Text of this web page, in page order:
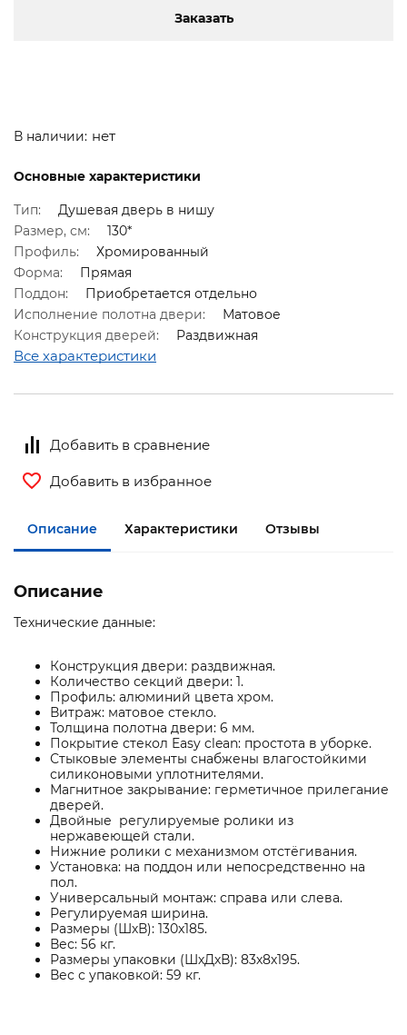
Заказать
В наличии: нет
Основные характеристики
Тип:
Душевая дверь в нишу
Размер, см:
130*
Профиль:
Хромированный
Форма:
Прямая
Поддон:
Приобретается отдельно
Исполнение полотна двери:
Матовое
Конструкция дверей:
Раздвижная
Все характеристики
Добавить в сравнение
Добавить в избранное
Описание Характеристики Отзывы
Описание
Технические данные:
Конструкция двери: раздвижная.
Количество секций двери: 1.
Профиль: алюминий цвета хром.
Витраж: матовое стекло.
Толщина полотна двери: 6 мм.
Покрытие стекол Easy clean: простота в уборке.
Стыковые элементы снабжены влагостойкими
силиконовыми уплотнителями.
Магнитное закрывание: герметичное прилегание
дверей.
Двойные регулируемые ролики из
нержавеющей стали.
Нижние ролики с механизмом отстёгивания.
Установка: на поддон или непосредственно на
пол.
Универсальный монтаж: справа или слева.
Регулируемая ширина.
Размеры (ШхВ): 130x185.
Вес: 56 кг.
Размеры упаковки (ШхДхВ): 83х8х195.
Вес с упаковкой: 59 кг.